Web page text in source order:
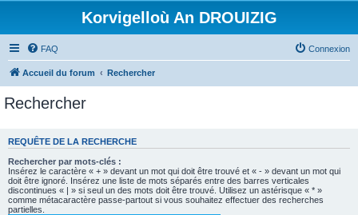
Korvigelloù An DROUIZIG
FAQ Connexion
Accueil du forum Rechercher
Rechercher
REQUÊTE DE LA RECHERCHE
Rechercher par mots-clés :
Insérez le caractère « + » devant un mot qui doit être trouvé et « - » devant un mot qui
doit être ignoré. Insérez une liste de mots séparés entre des barres verticales
discontinues « | » si seul un des mots doit être trouvé. Utilisez un astérisque « * »
comme métacaractère passe-partout si vous souhaitez effectuer des recherches
partielles.